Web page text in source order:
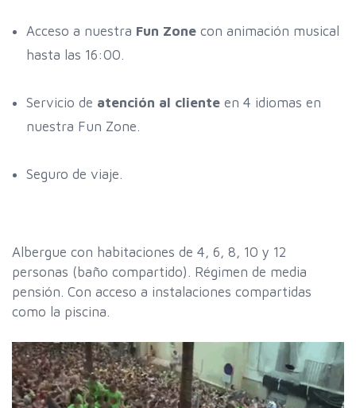
Acceso a nuestra Fun Zone con animación musical
hasta las 16:00.
Servicio de atención al cliente en 4 idiomas en
nuestra Fun Zone.
Seguro de viaje.
Albergue con habitaciones de 4, 6, 8, 10 y 12
personas (baño compartido). Régimen de media
pensión. Con acceso a instalaciones compartidas
como la piscina.